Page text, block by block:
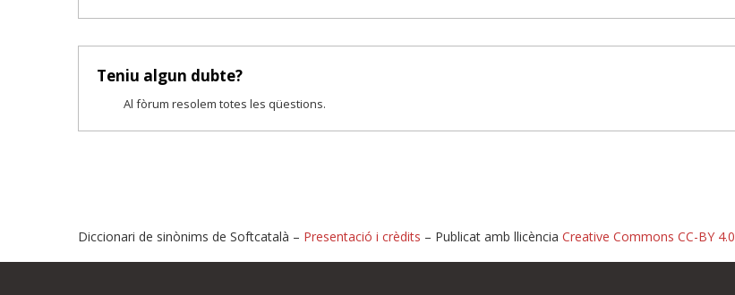
Teniu algun dubte?
Al fòrum resolem totes les qüestions.
Diccionari de sinònims de Softcatalà – Presentació i crèdits – Publicat amb llicència Creative Commons CC-BY 4.0